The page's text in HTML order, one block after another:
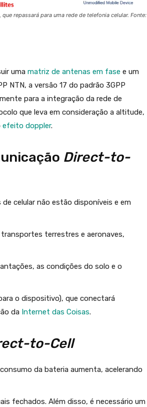
que repassará para uma rede de telefonia celular. Fonte:
uma matriz de antenas em fase e um
NTN, a versão 17 do padrão 3GPP
para a integração da rede de
que leva em consideração a altitude,
efeito doppler.
Direct-to-
celular não estão disponíveis e em
terrestres e aeronaves,
as condições do solo e o
o dispositivo), que conectará
da Internet das Coisas.
to-Cell
da bateria aumenta, acelerando
fechados. Além disso, é necessário um